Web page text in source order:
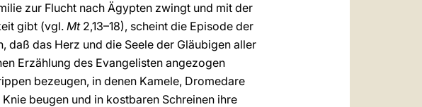
zur Flucht nach Ägypten zwingt und mit der
gibt (vgl. Mt2,13–18), scheint die Episode der
daß das Herz und die Seele der Gläubigen aller
Erzählung des Evangelisten angezogen
bezeugen, in denen Kamele, Dromedare
beugen und in kostbaren Schreinen ihre